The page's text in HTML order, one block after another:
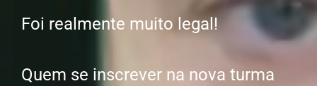
Foi realmente muito legal!
Quem se inscrever na nova turma